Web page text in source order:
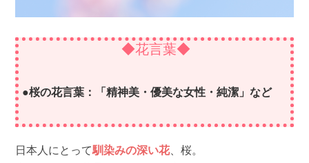
◆花言葉◆
●桜の花言葉：「精神美・優美な女性・純潔」など
日本人にとって馴染みの深い花、桜。